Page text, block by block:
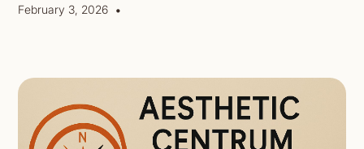
February 3, 2026 •